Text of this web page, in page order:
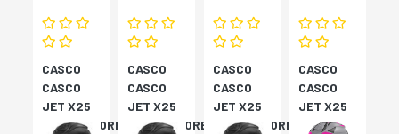
CASCO
CASCO
JET X25
MONOCOLORE
CASCO
CASCO
JET X25
MONOCOLORE
CASCO
CASCO
JET X25
MONOCOLORE
CASCO
CASCO
JET X25
TARGET